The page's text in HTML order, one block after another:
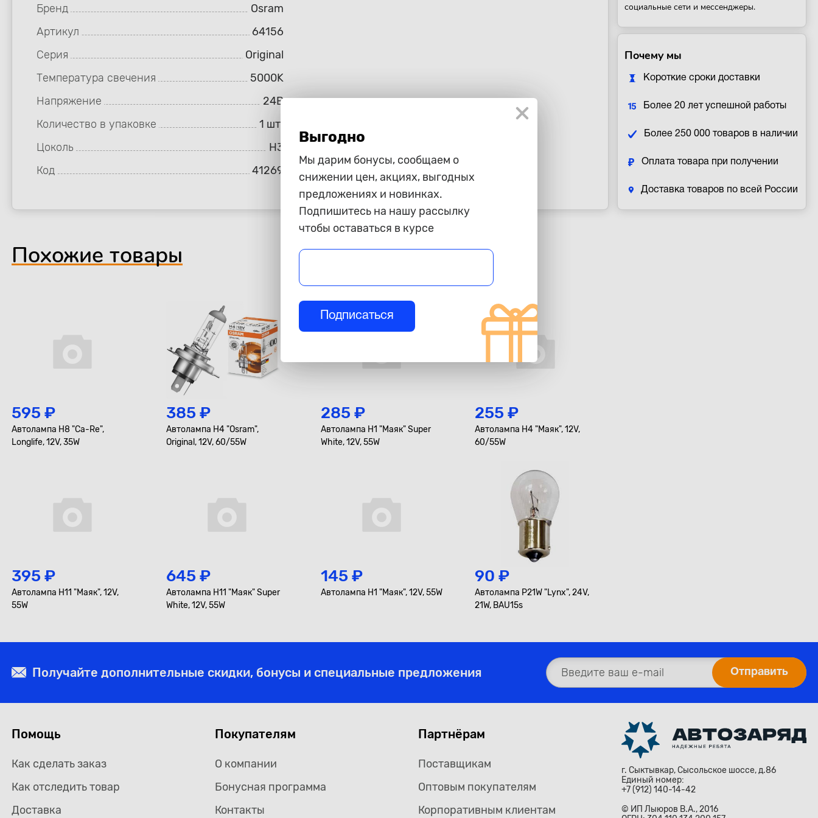
Бренд
Osram
Артикул
64156
Серия
Original
Температура свечения
5000K
Напряжение
24В
Количество в упаковке
1 шт.
Цоколь
H3
Код
41269
Похожие товары
595 ₽
Автолампа H8 "Ca-Re",
Longlife, 12V, 35W
385 ₽
Автолампа H4 "Osram",
Original, 12V, 60/55W
285 ₽
Автолампа H1 "Маяк" Super
White, 12V, 55W
255 ₽
Автолампа H4 "Маяк", 12V,
60/55W
395 ₽
Автолампа H11 "Маяк", 12V,
55W
645 ₽
Автолампа H11 "Маяк" Super
White, 12V, 55W
145 ₽
Автолампа H1 "Маяк", 12V, 55W
90 ₽
Автолампа P21W "Lynx", 24V,
21W, BAU15s
социальные сети и мессенджеры.
Почему мы
Короткие сроки доставки
Более 20 лет успешной работы
Более 250 000 товаров в наличии
Оплата товара при получении
Доставка товаров по всей России
Получайте дополнительные скидки, бонусы и специальные предложения
Помощь
Как сделать заказ
Как отследить товар
Доставка
Покупателям
О компании
Бонусная программа
Контакты
Партнёрам
Поставщикам
Оптовым покупателям
Корпоративным клиентам
г. Сыктывкар, Сысольское шоссе, д.86
Единый номер:
+7 (912) 140-14-42
© ИП Лыюров В.А., 2016
Выгодно
Мы дарим бонусы, сообщаем о
снижении цен, акциях, выгодных
предложениях и новинках.
Подпишитесь на нашу рассылку
чтобы оставаться в курсе
Подписаться